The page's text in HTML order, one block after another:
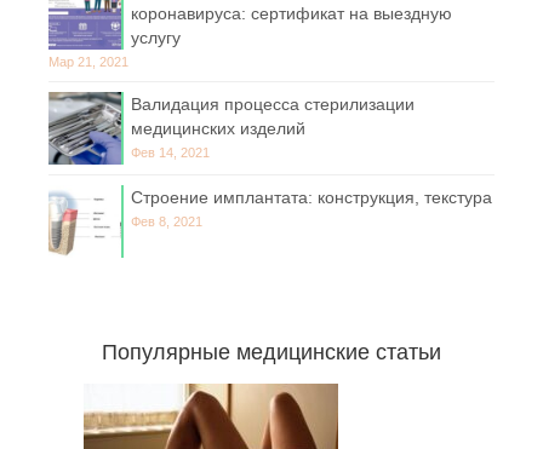
коронавируса: сертификат на выездную
услугу
Мар 21, 2021
Валидация процесса стерилизации
медицинских изделий
Фев 14, 2021
Строение имплантата: конструкция, текстура
Фев 8, 2021
Популярные медицинские статьи